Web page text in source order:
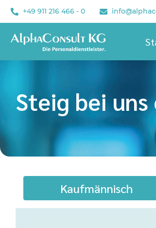
+49 911 216 466 - 0
Steig bei uns
Kaufmännisch